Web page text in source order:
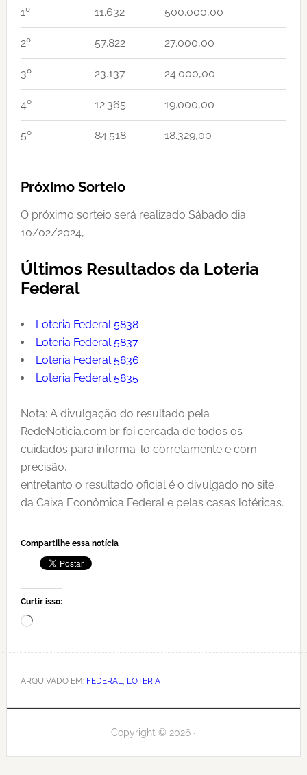
1º 11.632 500.000,00
2º 57.822 27.000,00
3º 23.137 24.000,00
4º 12.365 19.000,00
5º 84.518 18.329,00
Próximo Sorteio
O próximo sorteio será realizado Sábado dia
10/02/2024,
Últimos Resultados da Loteria
Federal
Loteria Federal 5838
Loteria Federal 5837
Loteria Federal 5836
Loteria Federal 5835
Nota: A divulgação do resultado pela
RedeNoticia.com.br foi cercada de todos os
cuidados para informa-lo corretamente e com
precisão,
entretanto o resultado oficial é o divulgado no site
da Caixa Econômica Federal e pelas casas lotéricas.
Compartilhe essa notícia
Curtir isso:
Carregando...
ARQUIVADO EM: FEDERAL, LOTERIA
Copyright © 2026 ·